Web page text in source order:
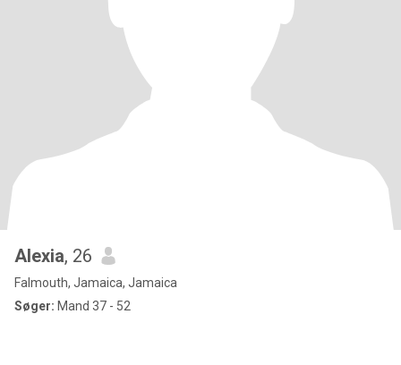
Alexia, 26
Falmouth, Jamaica, Jamaica
Søger: Mand 37 - 52